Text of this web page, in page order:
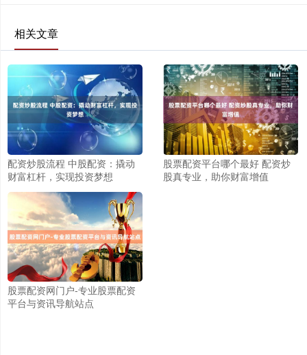
相关文章
配资炒股流程 中股配资：撬动
财富杠杆，实现投资梦想
股票配资平台哪个最好 配资炒
股真专业，助你财富增值
股票配资网门户-专业股票配资
平台与资讯导航站点